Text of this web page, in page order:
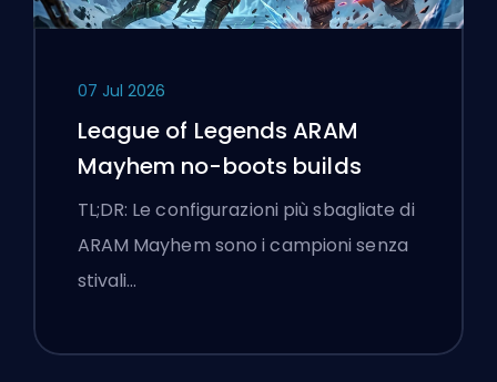
07 Jul 2026
League of Legends ARAM
Mayhem no-boots builds
TL;DR: Le configurazioni più sbagliate di
ARAM Mayhem sono i campioni senza
stivali…